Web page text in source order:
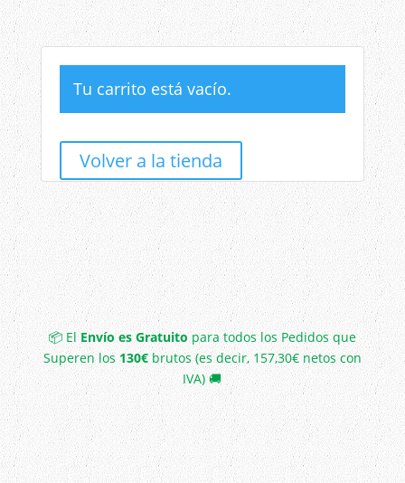
Tu carrito está vacío.
Volver a la tienda
📦 ElEnvío es Gratuito para todos los Pedidos que
Superen los 130€brutos (es decir, 157,30€ netos con
IVA) 🚚